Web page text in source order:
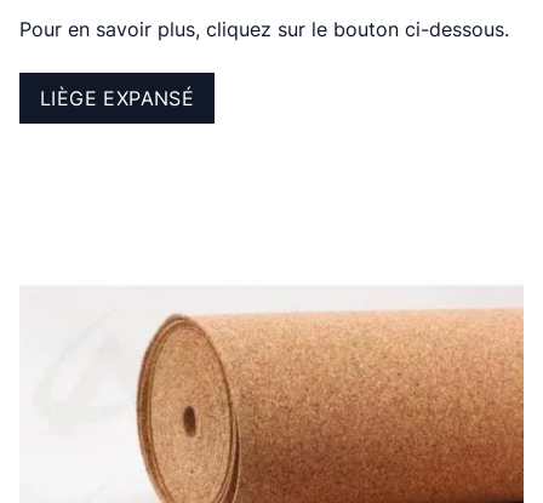
Pour en savoir plus, cliquez sur le bouton ci-dessous.
LIÈGE EXPANSÉ